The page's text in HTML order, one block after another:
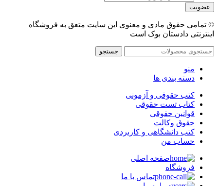
© تمامی حقوق مادی و معنوی این سایت متعق به فروشگاه
اینترنتی دادستان بوک است
جستجو
منو
دسته بندی ها
کتب حقوقی و آزمونی
کتاب تست حقوقی
قوانین حقوقی
حقوق وکالت
کتب دانشگاهی و کاربردی
حساب من
صفحه اصلی
فروشگاه
تماس با ما